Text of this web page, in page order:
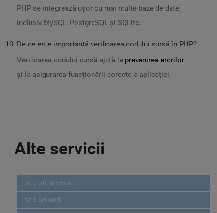
PHP se integrează ușor cu mai multe baze de date,
inclusiv MySQL, PostgreSQL și SQLite.
De ce este importantă verificarea codului sursă în PHP?
Verificarea codului sursă ajută la prevenirea erorilor
și la asigurarea funcționării corecte a aplicației.
Alte servicii
site-uri la cheie
site-uri web